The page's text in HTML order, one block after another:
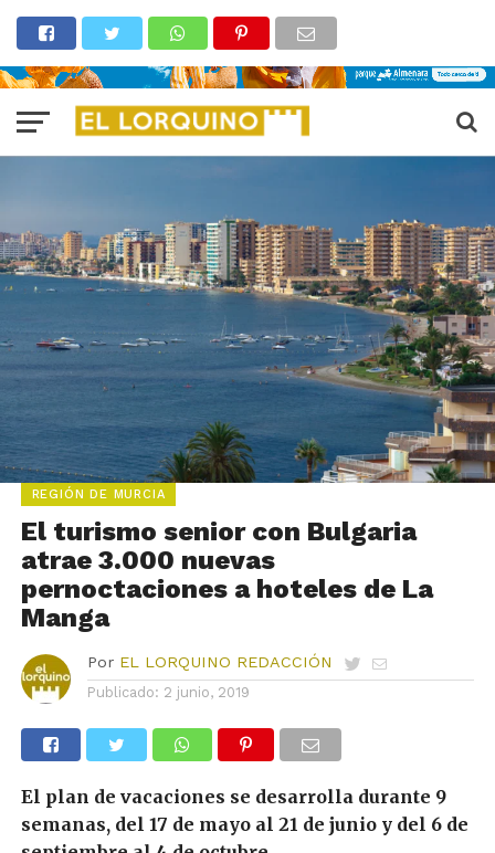
REGIÓN DE MURCIA
El turismo senior con Bulgaria
atrae 3.000 nuevas
pernoctaciones a hoteles de La
Manga
Por EL LORQUINO REDACCIÓN
Publicado: 2 junio, 2019
El plan de vacaciones se desarrolla durante 9
semanas, del 17 de mayo al 21 de junio y del 6 de